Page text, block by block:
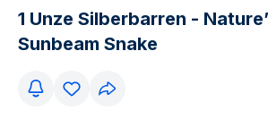
1 Unze Silberbarren -
Sunbeam Snake​